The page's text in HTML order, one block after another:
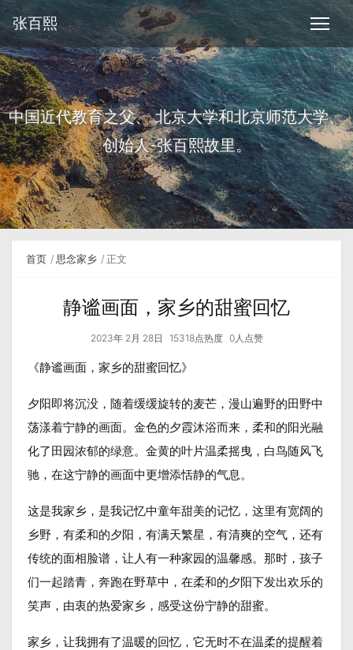
张百熙
中国近代教育之父、 北京大学和北京师范大学、
创始人-张百熙故里。
首页 思念家乡 正文
静谧画面，家乡的甜蜜回忆
2023年 2月 28日 15318点热度 0人点赞
《静谧画面，家乡的甜蜜回忆》
夕阳即将沉没，随着缓缓旋转的麦芒，漫山遍野的田野中
荡漾着宁静的画面。金色的夕霞沐浴而来，柔和的阳光融
化了田园浓郁的绿意。金黄的叶片温柔摇曳，白鸟随风飞
驰，在这宁静的画面中更增添恬静的气息。
这是我家乡，是我记忆中童年甜美的记忆，这里有宽阔的
乡野，有柔和的夕阳，有满天繁星，有清爽的空气，还有
传统的面相脸谱，让人有一种家园的温馨感。那时，孩子
们一起踏青，奔跑在野草中，在柔和的夕阳下发出欢乐的
笑声，由衷的热爱家乡，感受这份宁静的甜蜜。
家乡，让我拥有了温暖的回忆，它无时不在温柔的提醒着